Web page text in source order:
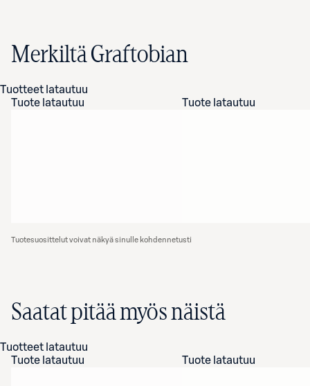
Merkiltä Graftobian
Tuotteet latautuu
Tuote latautuu
Tuote latautuu
Tuotesuosittelut voivat näkyä sinulle kohdennetusti
Saatat pitää myös näistä
Tuotteet latautuu
Tuote latautuu
Tuote latautuu